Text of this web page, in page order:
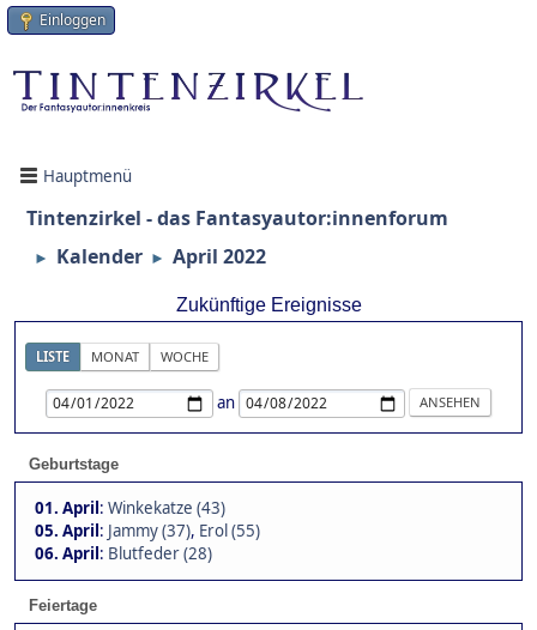
Einloggen
Hauptmenü
Tintenzirkel - das Fantasyautor:innenforum
► Kalender ► April 2022
Zukünftige Ereignisse
LISTE MONAT WOCHE
an
Geburtstage
01. April: Winkekatze (43)
05. April: Jammy (37), Erol (55)
06. April: Blutfeder (28)
Feiertage